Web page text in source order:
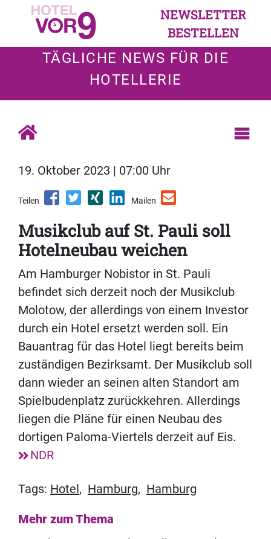
NEWSLETTER
BESTELLEN
TÄGLICHE NEWS FÜR DIE
HOTELLERIE
19. Oktober 2023 | 07:00 Uhr
Teilen Mailen
Musikclub auf St. Pauli soll
Hotelneubau weichen
Am Hamburger Nobistor in St. Pauli
befindet sich derzeit noch der Musikclub
Molotow, der allerdings von einem Investor
durch ein Hotel ersetzt werden soll. Ein
Bauantrag für das Hotel liegt bereits beim
zuständigen Bezirksamt. Der Musikclub soll
dann wieder an seinen alten Standort am
Spielbudenplatz zurückkehren. Allerdings
liegen die Pläne für einen Neubau des
dortigen Paloma-Viertels derzeit auf Eis.
NDR
Tags: Hotel , Hamburg, Hamburg
Mehr zum Thema